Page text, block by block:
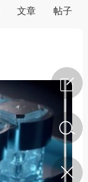
文章 帖子